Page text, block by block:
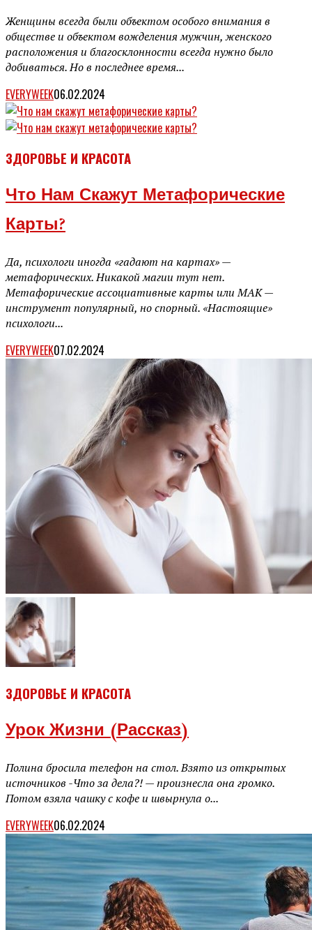
Женщины всегда были объектом особого внимания в
обществе и объектом вожделения мужчин, женского
расположения и благосклонности всегда нужно было
добиваться. Но в последнее время...
EVERYWEEK06.02.2024
ЗДОРОВЬЕ И КРАСОТА
Что Нам Скажут Метафорические
Карты?
Да, психологи иногда «гадают на картах» —
метафорических. Никакой магии тут нет.
Метафорические ассоциативные карты или МАК —
инструмент популярный, но спорный. «Настоящие»
психологи...
EVERYWEEK07.02.2024
ЗДОРОВЬЕ И КРАСОТА
Урок Жизни (рассказ)
Полина бросила телефон на стол. Взято из открытых
источников -Что за дела?! — произнесла она громко.
Потом взяла чашку с кофе и швырнула о...
EVERYWEEK06.02.2024